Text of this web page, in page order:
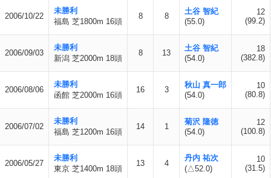
2006/10/22
未勝利
福島 芝1800m 16頭
8 8
土谷 智紀
(55.0)
12
(99.2)
2006/09/03
未勝利
新潟 芝2000m 18頭
8 13
土谷 智紀
(54.0)
18
(382.8)
2006/08/06
未勝利
函館 芝2000m 16頭
16 3
秋山 真一郎
(54.0)
10
(80.8)
2006/07/02
未勝利
福島 芝1200m 16頭
14 1
菊沢 隆徳
(54.0)
12
(100.8)
2006/05/27
未勝利
東京 芝1400m 18頭
13 4
丹内 祐次
(△52.0)
10
(31.5)